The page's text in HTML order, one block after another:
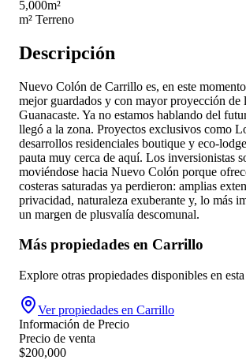
5,000m²
m² Terreno
Descripción
Nuevo Colón de Carrillo es, en este
mejor guardados y con mayor proyección de
Guanacaste. Ya no estamos hablando del
llegó a la zona. Proyectos exclusivos como
desarrollos residenciales boutique y eco-
pauta muy cerca de aquí. Los inversionistas
moviéndose hacia Nuevo Colón porque
costeras saturadas ya perdieron: amplias
privacidad, naturaleza exuberante y, lo más
un margen de plusvalía descomunal.
Más propiedades en Carrillo
Explore otras propiedades disponibles en
Ver propiedades en Carrillo
Información de Precio
Precio de venta
$200,000